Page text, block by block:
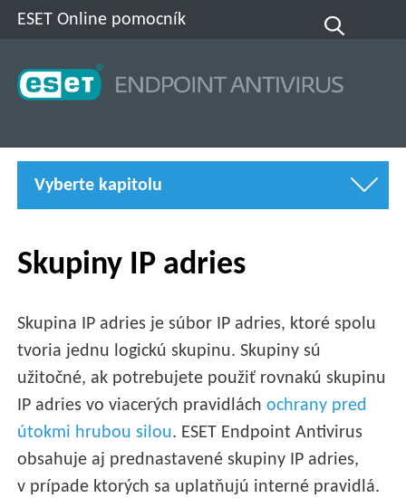
ESET Online pomocník
Vyberte kapitolu
Skupiny IP adries
Skupina IP adries je súbor IP adries, ktoré spolu
tvoria jednu logickú skupinu. Skupiny sú
užitočné, ak potrebujete použiť rovnakú skupinu
IP adries vo viacerých pravidláchochrany pred
útokmi hrubou silou. ESET Endpoint Antivirus
obsahuje aj prednastavené skupiny IP adries,
v prípade ktorých sa uplatňujú interné pravidlá.